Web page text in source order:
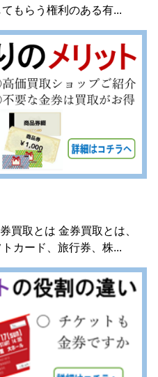
もらう権利のある有...
買取とは 金券買取とは、
カード、旅行券、株...